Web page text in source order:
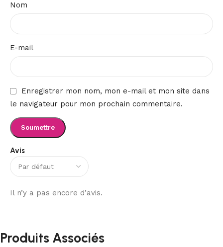
Avis
Il n’y a pas encore d’avis.
Nom
E-mail
Enregistrer mon nom, mon e-mail et mon site dans
le navigateur pour mon prochain commentaire.
Produits Associés